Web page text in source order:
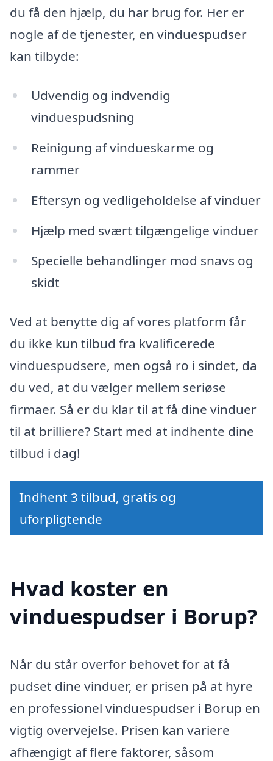
du få den hjælp, du har brug for. Her er
nogle af de tjenester, en vinduespudser
kan tilbyde:
Udvendig og indvendig
vinduespudsning
Reinigung af vindueskarme og
rammer
Eftersyn og vedligeholdelse af vinduer
Hjælp med svært tilgængelige vinduer
Specielle behandlinger mod snavs og
skidt
Ved at benytte dig af vores platform får
du ikke kun tilbud fra kvalificerede
vinduespudsere, men også ro i sindet, da
du ved, at du vælger mellem seriøse
firmaer. Så er du klar til at få dine vinduer
til at brilliere? Start med at indhente dine
tilbud i dag!
Indhent 3 tilbud, gratis og
uforpligtende
Hvad koster en
vinduespudser i Borup?
Når du står overfor behovet for at få
pudset dine vinduer, er prisen på at hyre
en professionel vinduespudser i Borup en
vigtig overvejelse. Prisen kan variere
afhængigt af flere faktorer, såsom